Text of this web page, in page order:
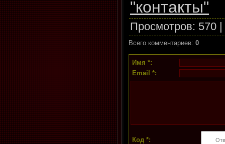
"контакты"
Просмотров: 570 |
Всего комментариев: 0
Имя *:
Email *:
Код *: